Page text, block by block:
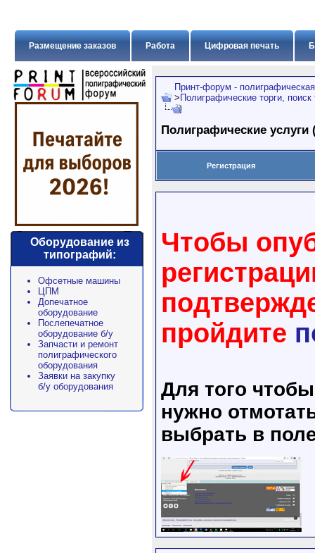
Цифровая печать
Работа
Размещение заказов
Оборудование из
типографий:
Офсетные машины
ЦПМ
Допечатное
оборудование
Послепечатное
оборудование б/у
Запчасти и ремонт
полиграфического
оборудования
Заявки на закупку
б/у оборудования
Принт-форум -
> Полиграфические торги,
Полиграфические
Регистрация
Чтобы
пройдите
Для того
нужно
выбрать в